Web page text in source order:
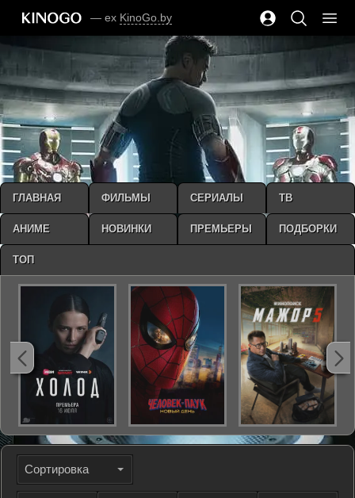
— ex KinoGo.by
Сортировка
ГЛАВНАЯ ФИЛЬМЫ СЕРИАЛЫ ТВ
АНИМЕ НОВИНКИ ПРЕМЬЕРЫ ПОДБОРКИ
ТОП